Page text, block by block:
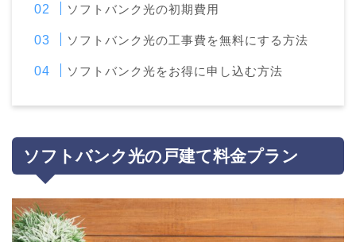
ソフトバンク光の初期費用
ソフトバンク光の工事費を無料にする方法
ソフトバンク光をお得に申し込む方法
ソフトバンク光の戸建て料金プラン